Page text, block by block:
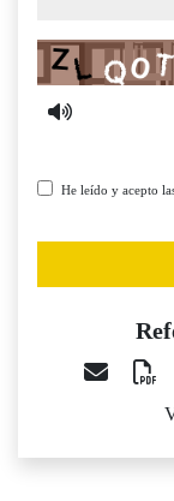
Captcha
He leído y acepto